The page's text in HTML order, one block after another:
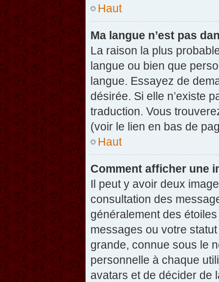
Haut
Ma langue n’est pas
La raison la plus
langue ou bien que
langue. Essayez de
désirée. Si elle n’existe
traduction. Vous
(voir le lien en bas de
Haut
Comment afficher une
Il peut y avoir deux
consultation des
généralement des
messages ou votre
grande, connue sous le
personnelle à chaque
avatars et de décider de